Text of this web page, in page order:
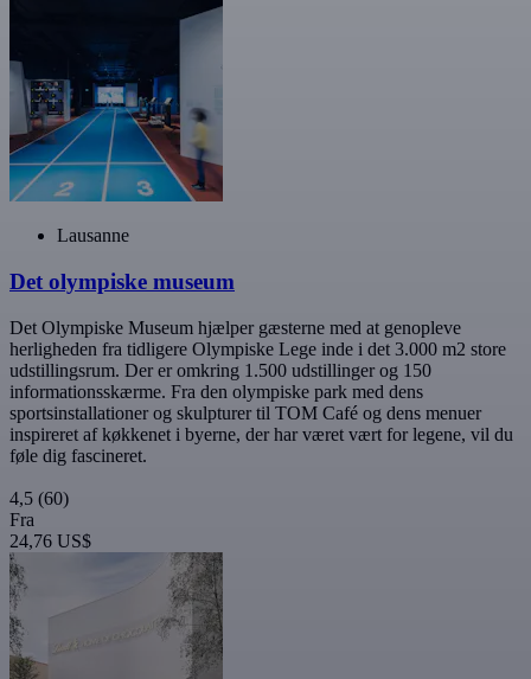
Lausanne
Det olympiske museum
Det Olympiske Museum hjælper gæsterne med at genopleve
herligheden fra tidligere Olympiske Lege inde i det 3.000 m2 store
udstillingsrum. Der er omkring 1.500 udstillinger og 150
informationsskærme. Fra den olympiske park med dens
sportsinstallationer og skulpturer til TOM Café og dens menuer
inspireret af køkkenet i byerne, der har været vært for legene, vil du
føle dig fascineret.
4,5 (60)
Fra
24,76 US$